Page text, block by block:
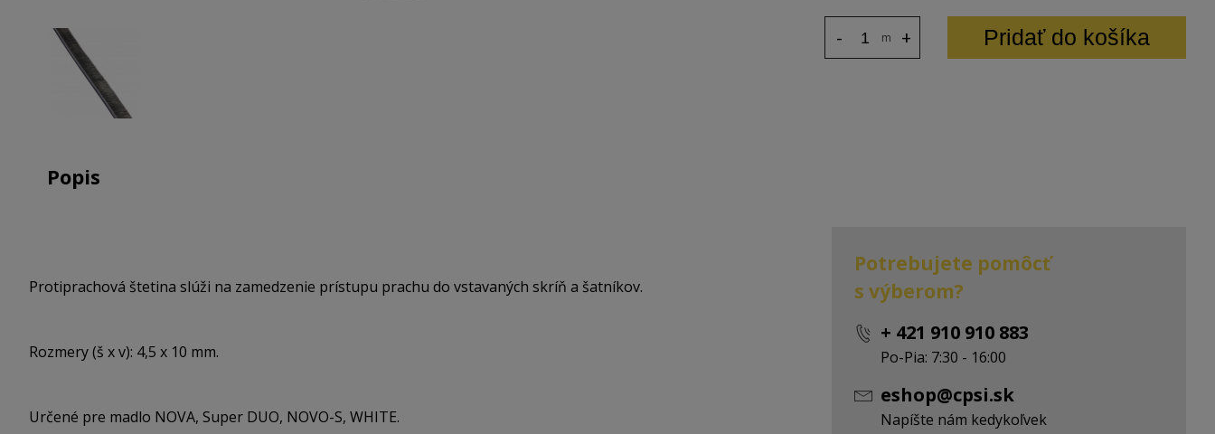
m +
- Pridať do košíka
Popis
Protiprachová štetina slúži na zamedzenie prístupu prachu do vstavaných skríň a šatníkov.
Rozmery (š x v): 4,5 x 10 mm.
Určené pre madlo NOVA, Super DUO, NOVO-S, WHITE.
Potrebujete pomôcť
s výberom?
+ 421 910 910 883
Po-Pia: 7:30 - 16:00
eshop@cpsi.sk
Napíšte nám kedykoľvek